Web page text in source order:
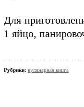
Для
1 яйцо,
Рубрики: кулинарная книга